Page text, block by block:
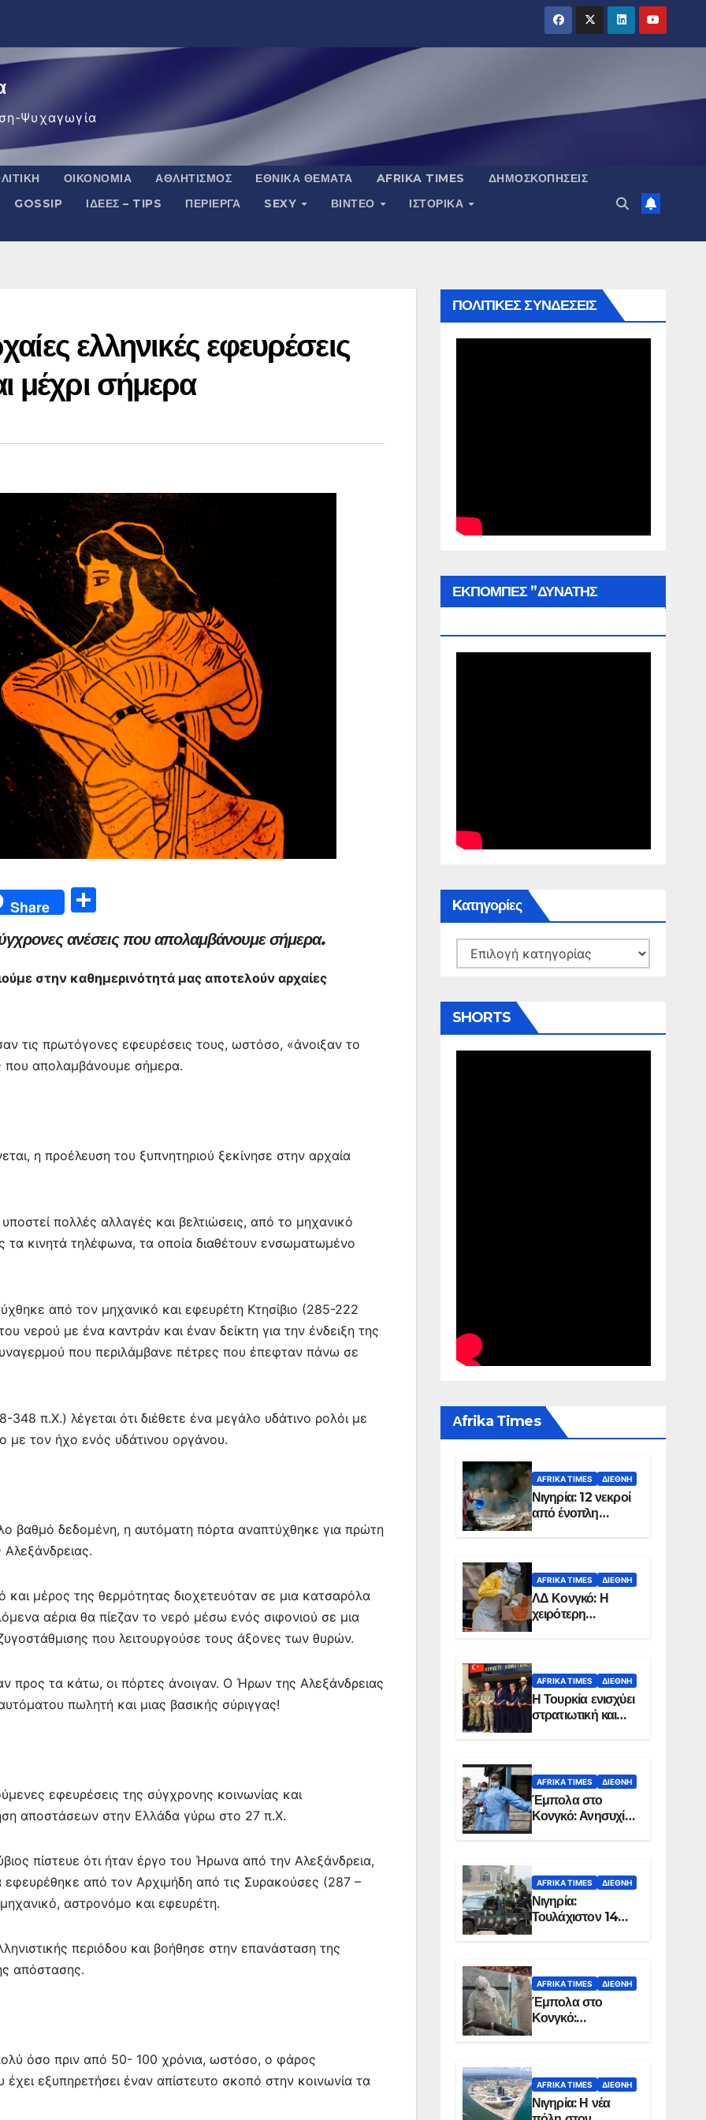
Ψυχαγωγία
ΟΙΚΟΝΟΜΊΑ ΑΘΛΗΤΙΣΜΌΣ ΕΘΝΙΚΆ ΘΈΜΑΤΑ AFRIKA TIMES
ΔΗΜΟΣΚΟΠΉΣΕΙΣ
GOSSIP ΙΔΈΕΣ – TIPS ΠΕΡΊΕΡΓΑ SEXY ΒΙΝΤΕΟ
ΙΣΤΟΡΙΚΆ
ελληνικές εφευρέσεις
μέχρι σήμερα
Share
ρ
α
ίτ
ε
ανέσεις που απολαμβάνουμε σήμερα.
στην καθημερινότητά μας αποτελούν αρχαίες
τις πρωτόγονες εφευρέσεις τους, ωστόσο, «άνοιξαν το
που απολαμβάνουμε σήμερα.
η προέλευση του ξυπνητηριού ξεκίνησε στην αρχαία
πολλές αλλαγές και βελτιώσεις, από το μηχανικό
τα κινητά τηλέφωνα, τα οποία διαθέτουν ενσωματωμένο
από τον μηχανικό και εφευρέτη Κτησίβιο (285-222
νερού με ένα καντράν και έναν δείκτη για την ένδειξη της
που περιλάμβανε πέτρες που έπεφταν πάνω σε
π.Χ.) λέγεται ότι διέθετε ένα μεγάλο υδάτινο ρολόι με
με τον ήχο ενός υδάτινου οργάνου.
βαθμό δεδομένη, η αυτόματη πόρτα αναπτύχθηκε για πρώτη
μέρος της θερμότητας διοχετευόταν σε μια κατσαρόλα
αέρια θα πίεζαν το νερό μέσω ενός σιφονιού σε μια
που λειτουργούσε τους άξονες των θυρών.
προς τα κάτω, οι πόρτες άνοιγαν. Ο Ήρων της Αλεξάνδρειας
πωλητή και μιας βασικής σύριγγας!
εφευρέσεις της σύγχρονης κοινωνίας και
αποστάσεων στην Ελλάδα γύρω στο 27 π.Χ.
πίστευε ότι ήταν έργο του Ήρωνα από την Αλεξάνδρεια,
εφευρέθηκε από τον Αρχιμήδη από τις Συρακούσες (287 –
αστρονόμο και εφευρέτη.
περιόδου και βοήθησε στην επανάσταση της
απόστασης.
όσο πριν από 50- 100 χρόνια, ωστόσο, ο φάρος
εξυπηρετήσει έναν απίστευτο σκοπό στην κοινωνία τα
ΠΟΛΙΤΙΚΕΣ ΣΥΝΔΕΣΕΙΣ
ΕΚΠΟΜΠΕΣ ”ΔΥΝΑΤΗΣ
Kατηγορίες
Kατηγορίες
SHORTS
Αfrika Times
AFRIKA TIMES ΔΙΕΘΝΉ
Νιγηρία: 12 νεκροί
από ένοπλη
επίθεση σε χωριό
AFRIKA TIMES ΔΙΕΘΝΉ
ΛΔ Κονγκό: Η
χειρότερη
επιδημία Έμπολα
χώρας
AFRIKA TIMES ΔΙΕΘΝΉ
Η Τουρκία ενισχύει
στρατιωτική και
ενεργειακή
Σομαλία
AFRIKA TIMES ΔΙΕΘΝΉ
Έμπολα στο
Κονγκό: Ανησυχία
για τη μεγάλη
AFRIKA TIMES ΔΙΕΘΝΉ
Νιγηρία:
Τουλάχιστον 14
νεκροί από
στην Οτούκπο
AFRIKA TIMES ΔΙΕΘΝΉ
Έμπολα στο
Κονγκό:
Ξεπέρασαν τους
AFRIKA TIMES ΔΙΕΘΝΉ
Νιγηρία: Η νέα